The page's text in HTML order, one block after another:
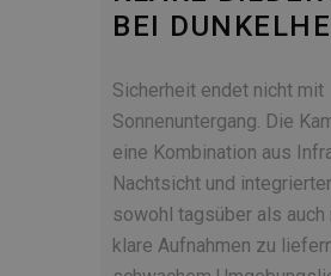
BEI
Sicherheit endet nicht mit
Sonnenuntergang. Die
eine Kombination aus
Nachtsicht und
sowohl tagsüber als auch
klare Aufnahmen zu